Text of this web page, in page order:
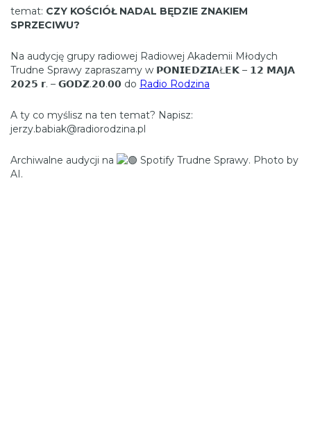
temat: CZY KOŚCIÓŁ NADAL BĘDZIE ZNAKIEM
SPRZECIWU?
Na audycję grupy radiowej Radiowej Akademii Młodych
Trudne Sprawy zapraszamy w 𝗣𝗢𝗡𝗜𝗘𝗗𝗭𝗜𝗔Ł𝗘𝗞 – 𝟭𝟮 𝗠𝗔𝗝𝗔
𝟮𝟬𝟮𝟱 𝗿. – 𝗚𝗢𝗗𝗭.𝟮𝟬.𝟬𝟬 do Radio Rodzina
A ty co myślisz na ten temat? Napisz:
jerzy.babiak@radiorodzina.pl
Archiwalne audycji na
Spotify Trudne Sprawy. Photo by
AI.